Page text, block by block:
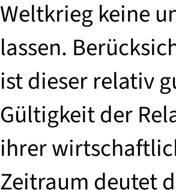
Weltkrieg keine
lassen.
ist dieser relativ
Gültigkeit der
ihrer
Zeitraum deutet